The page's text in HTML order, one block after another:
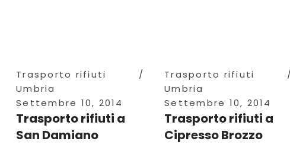
Trasporto rifiuti
Umbria
Settembre 10, 2014
Trasporto rifiuti a
San Damiano
Trasporto rifiuti
Umbria
Settembre 10, 2014
Trasporto rifiuti a
Cipresso Brozzo